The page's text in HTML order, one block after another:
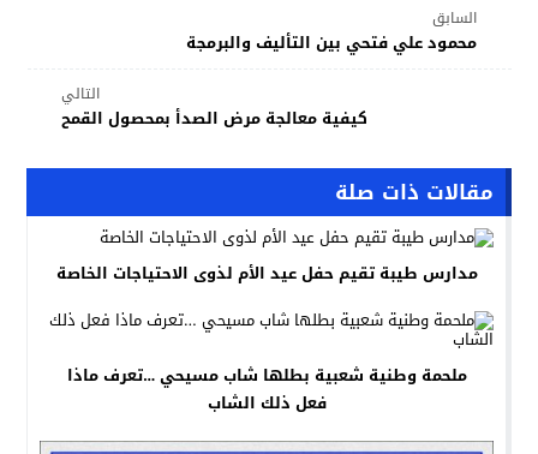
السابق
محمود علي فتحي بين التأليف والبرمجة
التالي
كيفية معالجة مرض الصدأ بمحصول القمح
مقالات ذات صلة
مدارس طيبة تقيم حفل عيد الأم لذوى الاحتياجات الخاصة
ملحمة وطنية شعبية بطلها شاب مسيحي …تعرف ماذا
فعل ذلك الشاب